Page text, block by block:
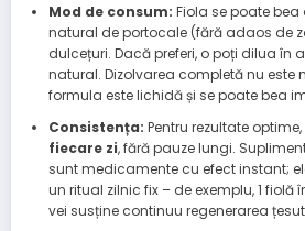
Mod de consum: Fiola se poate bea
natural de portocale (fără adaos de
dulcețuri. Dacă preferi, o poți dilua în
natural. Dizolvarea completă nu este
formula este lichidă și se poate bea
Consistența: Pentru rezultate
fiecare zi, fără pauze lungi.
sunt medicamente cu efect instant;
un ritual zilnic fix – de exemplu, 1 fiolă
vei susține continuu regenerarea